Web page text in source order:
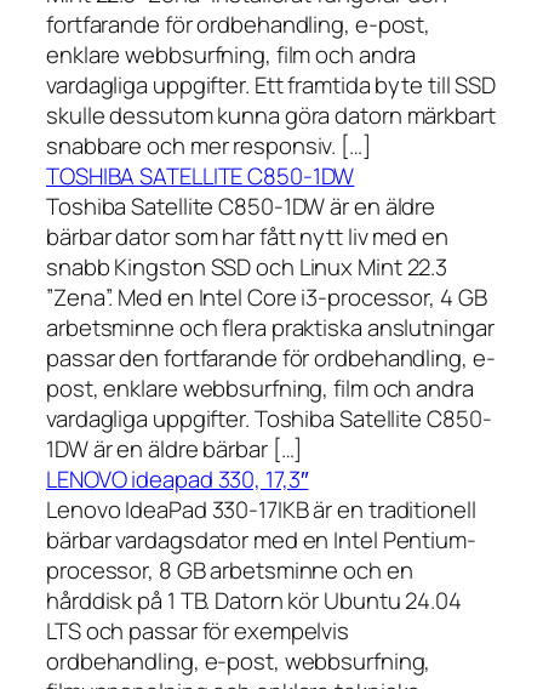
fortfarande för ordbehandling, e-post,
enklare webbsurfning, film och andra
vardagliga uppgifter. Ett framtida byte till SSD
skulle dessutom kunna göra datorn märkbart
snabbare och mer responsiv. […]
TOSHIBA SATELLITE C850-1DW
Toshiba Satellite C850-1DW är en äldre
bärbar dator som har fått nytt liv med en
snabb Kingston SSD och Linux Mint 22.3
”Zena”. Med en Intel Core i3-processor, 4 GB
arbetsminne och flera praktiska anslutningar
passar den fortfarande för ordbehandling, e-
post, enklare webbsurfning, film och andra
vardagliga uppgifter. Toshiba Satellite C850-
1DW är en äldre bärbar […]
LENOVO ideapad 330, 17,3″
Lenovo IdeaPad 330-17IKB är en traditionell
bärbar vardagsdator med en Intel Pentium-
processor, 8 GB arbetsminne och en
hårddisk på 1 TB. Datorn kör Ubuntu 24.04
LTS och passar för exempelvis
ordbehandling, e-post, webbsurfning,